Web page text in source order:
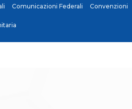
Comunicazioni Federali Convenzioni